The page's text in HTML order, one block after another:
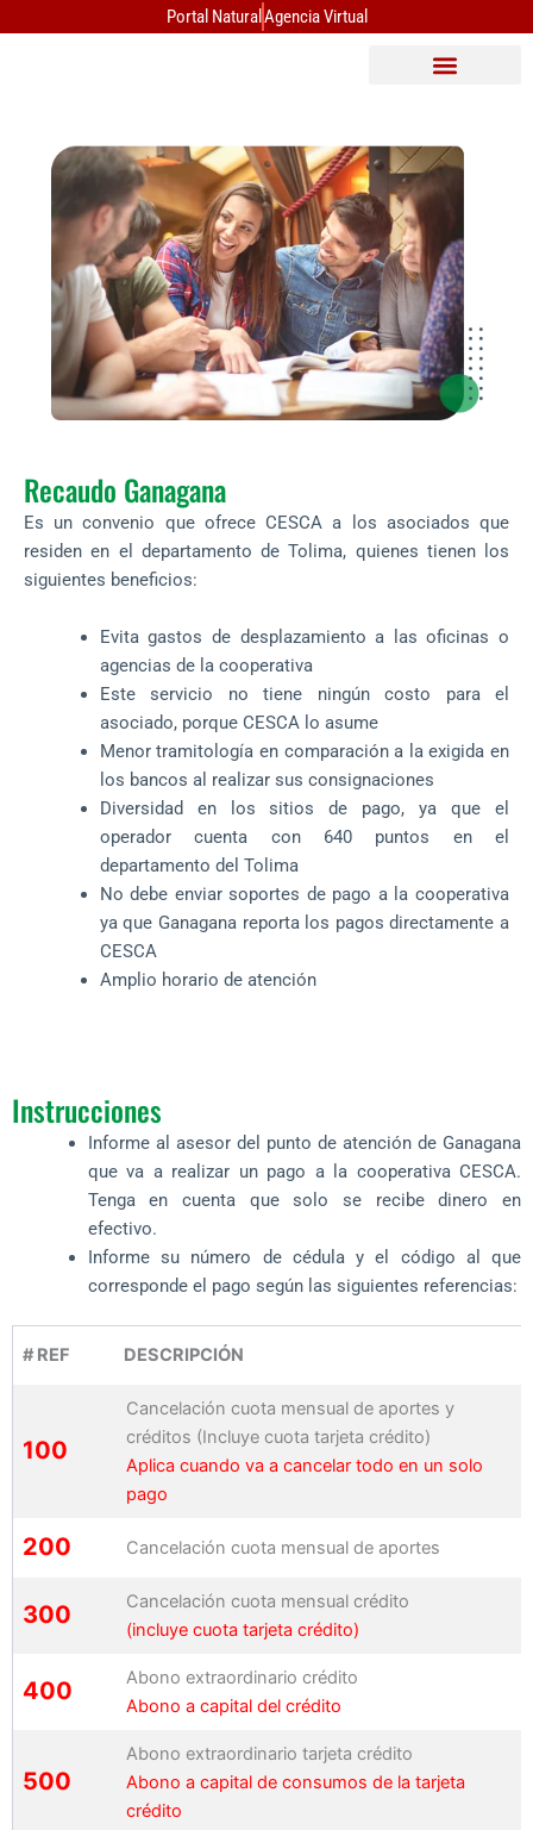
Portal Natural Agencia Virtual
Recaudo Ganagana
Es un convenio que ofrece CESCA a los asociados que
residen en el departamento de Tolima, quienes tienen los
siguientes beneficios:
Evita gastos de desplazamiento a las oficinas o
agencias de la cooperativa
Este servicio no tiene ningún costo para el
asociado, porque CESCA lo asume
Menor tramitología en comparación a la exigida en
los bancos al realizar sus consignaciones
Diversidad en los sitios de pago, ya que el
operador cuenta con 640 puntos en el
departamento del Tolima
No debe enviar soportes de pago a la cooperativa
ya que Ganagana reporta los pagos directamente a
CESCA
Amplio horario de atención
Instrucciones
Informe al asesor del punto de atención de Ganagana
que va a realizar un pago a la cooperativa CESCA.
Tenga en cuenta que solo se recibe dinero en
efectivo.
Informe su número de cédula y el código al que
corresponde el pago según las siguientes referencias:
# REF DESCRIPCIÓN
100
Cancelación cuota mensual de aportes y
créditos (Incluye cuota tarjeta crédito)
Aplica cuando va a cancelar todo en un solo
pago
200 Cancelación cuota mensual de aportes
300
Cancelación cuota mensual crédito
(incluye cuota tarjeta crédito)
400
Abono extraordinario crédito
Abono a capital del crédito
500
Abono extraordinario tarjeta crédito
Abono a capital de consumos de la tarjeta
crédito